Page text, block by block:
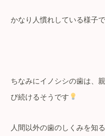
かなり人慣れしている様子
ちなみにイノシシの歯は、
び続けるそうです
人間以外の歯のしくみを知